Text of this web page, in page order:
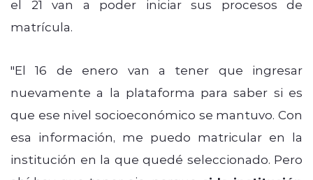
el 21 van a poder iniciar sus procesos de
matrícula.
"El 16 de enero van a tener que ingresar
nuevamente a la plataforma para saber si es
que ese nivel socioeconómico se mantuvo. Con
esa información, me puedo matricular en la
institución en la que quedé seleccionado. Pero